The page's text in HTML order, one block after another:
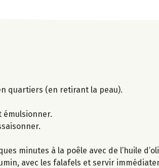
quartiers (en retirant la peau).
émulsionner.
minutes à la poêle avec de l’huile
avec les falafels et servir